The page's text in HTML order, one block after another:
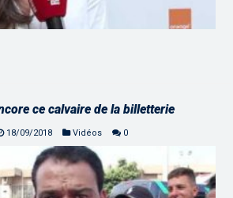
ce calvaire de la billetterie
18/09/2018 Vidéos 0